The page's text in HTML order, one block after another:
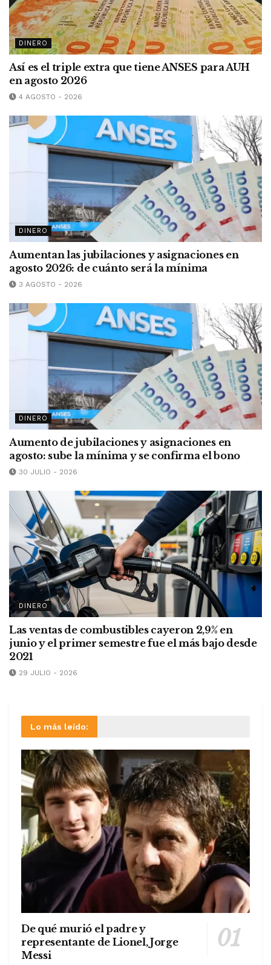
DINERO
Así es el triple extra que tiene ANSES para AUH
en agosto 2026
4 AGOSTO - 2026
DINERO
Aumentan las jubilaciones y asignaciones en
agosto 2026: de cuánto será la mínima
3 AGOSTO - 2026
DINERO
Aumento de jubilaciones y asignaciones en
agosto: sube la mínima y se confirma el bono
30 JULIO - 2026
DINERO
Las ventas de combustibles cayeron 2,9% en
junio y el primer semestre fue el más bajo desde
2021
29 JULIO - 2026
Lo más leído:
De qué murió el padre y
representante de Lionel, Jorge
Messi